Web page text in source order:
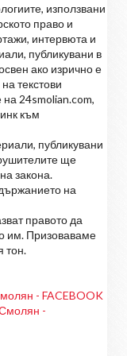
използвани
право и
интервюта и
публикувани в
ако изрично е
текстови
24smolian.com,
към
публикувани
ще
закона.
на
правото да
им. Призоваваме
тон.
- FACEBOOK
-